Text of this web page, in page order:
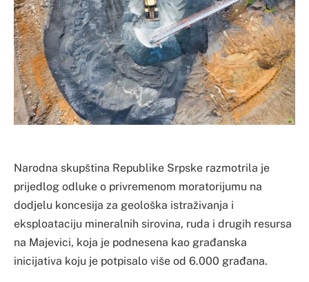
Narodna skupština Republike Srpske razmotrila je
prijedlog odluke o privremenom moratorijumu na
dodjelu koncesija za geološka istraživanja i
eksploataciju mineralnih sirovina, ruda i drugih resursa
na Majevici, koja je podnesena kao građanska
inicijativa koju je potpisalo više od 6.000 građana.